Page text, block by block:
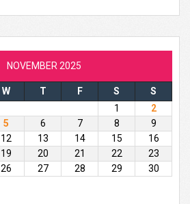
NOVEMBER 2025
W T F S
S
1
2
5 6 7 8
9
12 13 14 15
16
19 20 21 22
23
26 27 28 29 30